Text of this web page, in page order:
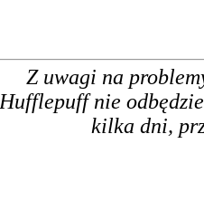
Z uwagi na
Hufflepuff nie
kilka dni,